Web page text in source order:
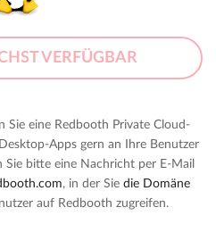
VERFÜGBAR
Sie eine Redbooth Private Cloud-
Apps gern an Ihre Benutzer
Sie bitte eine Nachricht per E-Mail
, in der Sie die Domäne
auf Redbooth zugreifen.